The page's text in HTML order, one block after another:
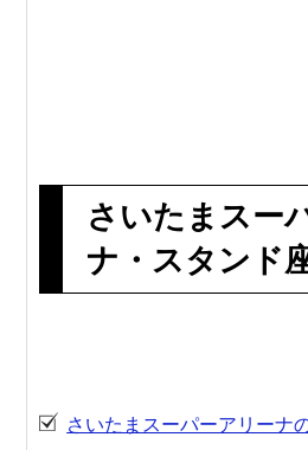
さいたまスー
ナ・スタンド
さいたまスーパーアリーナ